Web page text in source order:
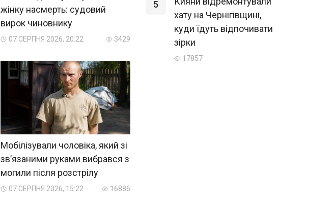
жінку насмерть: судовий
вирок чиновнику
07 СЕРПНЯ 2026, 20:22 3429
Мобілізували чоловіка, який зі
зв’язаними руками вибрався з
могили після розстрілу
07 СЕРПНЯ 2026, 15:22 16886
5
хату на Чернігівщині,
куди їдуть відпочивати
зірки
17857